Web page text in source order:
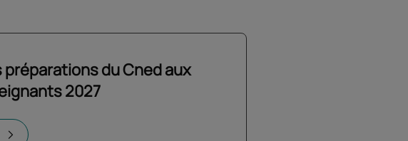
préparations du Cned aux
2027
onglet